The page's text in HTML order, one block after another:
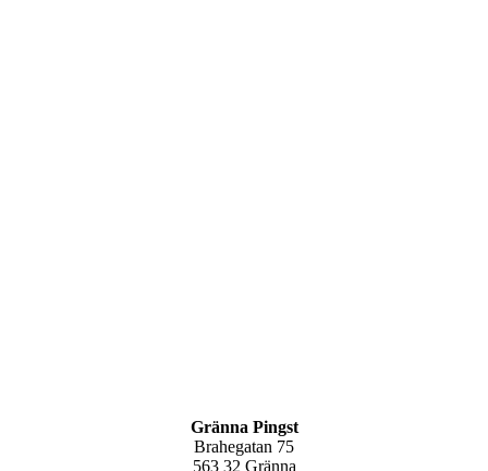
Gränna Pingst
Brahegatan 75
563 32 Gränna